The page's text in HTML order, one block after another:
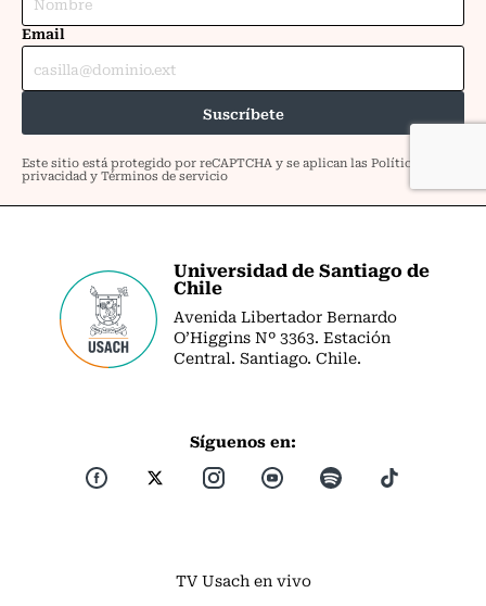
Universidad de Santiago de
Chile
Avenida Libertador Bernardo
O’Higgins Nº 3363. Estación
Central. Santiago. Chile.
Síguenos en:
TV Usach en vivo